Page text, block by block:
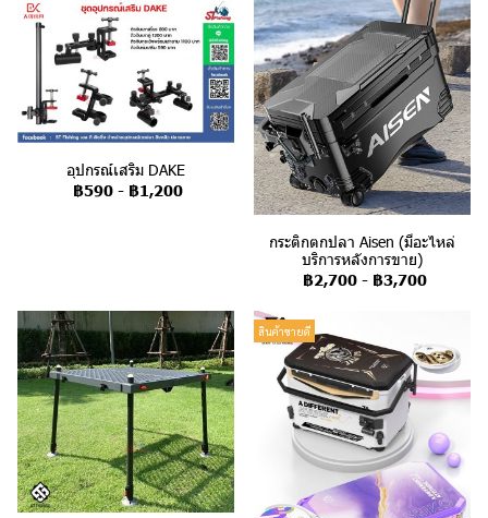
อุปกรณ์เสริม DAKE
฿590 - ฿1,200
กระติกตกปลา Aisen (มีอะไหล่
บริการหลังการขาย)
฿2,700 - ฿3,700
สินค้าขายดี